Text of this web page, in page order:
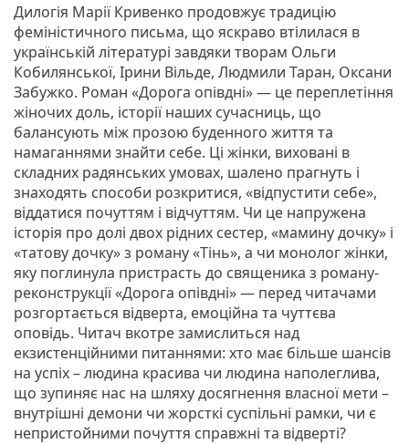
Дилогія Марії Кривенко продовжує традицію
феміністичного письма, що яскраво втілилася в
українській літературі завдяки творам Ольги
Кобилянської, Ірини Вільде, Людмили Таран, Оксани
Забужко. Роман «Дорога опівдні» — це переплетіння
жіночих доль, історії наших сучасниць, що
балансують між прозою буденного життя та
намаганнями знайти себе. Ці жінки, виховані в
складних радянських умовах, шалено прагнуть і
знаходять способи розкритися, «відпустити себе»,
віддатися почуттям і відчуттям. Чи це напружена
історія про долі двох рідних сестер, «мамину дочку» і
«татову дочку» з роману «Тінь», а чи монолог жінки,
яку поглинула пристрасть до священика з роману-
реконструкції «Дорога опівдні» — перед читачами
розгортається відверта, емоційна та чуттєва
оповідь. Читач вкотре замислиться над
екзистенційними питаннями: хто має більше шансів
на успіх – людина красива чи людина наполеглива,
що зупиняє нас на шляху досягнення власної мети –
внутрішні демони чи жорсткі суспільні рамки, чи є
непристойними почуття справжні та відверті?